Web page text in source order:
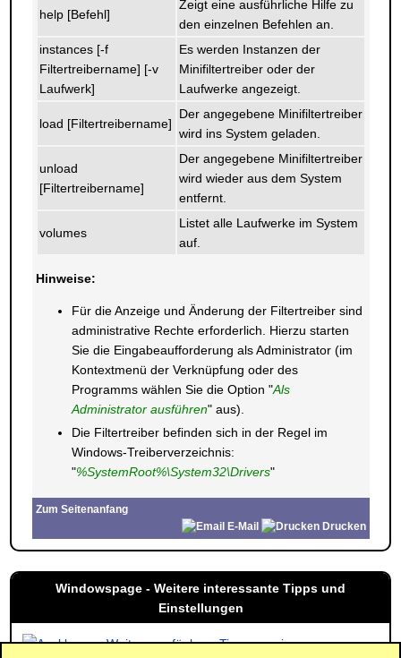
help [Befehl]
Zeigt eine ausführliche Hilfe zu
den einzelnen Befehlen an.
instances [-f
Filtertreibername] [-v
Laufwerk]
Es werden Instanzen der
Minifiltertreiber oder der
Laufwerke angezeigt.
load [Filtertreibername]
Der angegebene Minifiltertreiber
wird ins System geladen.
unload
[Filtertreibername]
Der angegebene Minifiltertreiber
wird wieder aus dem System
entfernt.
volumes
Listet alle Laufwerke im System
auf.
Hinweise:
Für die Anzeige und Änderung der Filtertreiber sind
administrative Rechte erforderlich. Hierzu starten
Sie die Eingabeaufforderung als Administrator (im
Kontextmenü der Verknüpfung oder des
Programms wählen Sie die Option "Als
Administrator ausführen" aus).
Die Filtertreiber befinden sich in der Regel im
Windows-Treiberverzeichnis:
"%SystemRoot%\System32\Drivers"
Zum Seitenanfang
E-Mail
Drucken
Windowspage - Weitere interessante Tipps und
Einstellungen
Weitere verfügbare Tipps anzeigen